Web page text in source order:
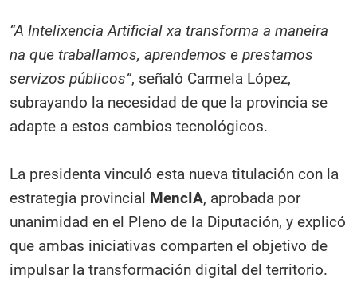
“A Intelixencia Artificial xa transforma a maneira
na que traballamos, aprendemos e prestamos
servizos públicos”, señaló Carmela López,
subrayando la necesidad de que la provincia se
adapte a estos cambios tecnológicos.
La presidenta vinculó esta nueva titulación con la
estrategia provincial MencIA, aprobada por
unanimidad en el Pleno de la Diputación, y explicó
que ambas iniciativas comparten el objetivo de
impulsar la transformación digital del territorio.